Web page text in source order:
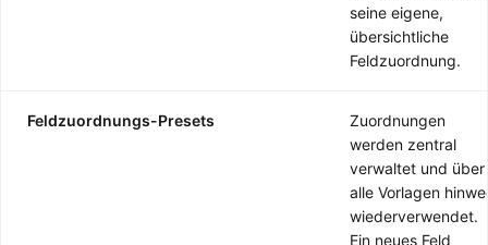
seine eigene,
übersichtliche
Feldzuordnung.
Feldzuordnungs-Presets
Zuordnungen
werden zentral
verwaltet und über
alle Vorlagen
wiederverwendet.
Ein neues Feld